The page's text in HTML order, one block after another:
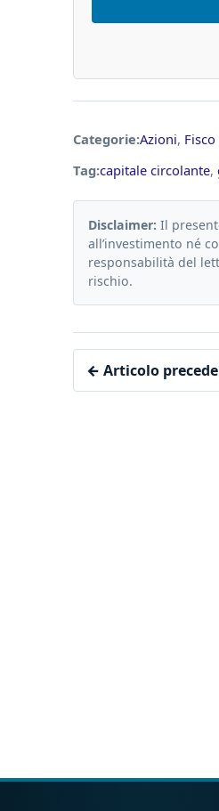
Categorie:Azioni, Fisco
Tag:capitale circolante,
Disclaimer: Il
all’investimento né
responsabilità del
rischio.
← Articolo